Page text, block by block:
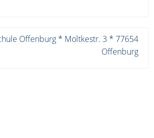
Offenburg * Moltkestr. 3 * 77654
Offenburg